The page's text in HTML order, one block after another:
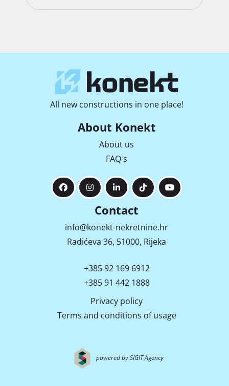
All new constructions in one place!
About Konekt
About us
FAQ's
Contact
info@konekt-nekretnine.hr
Radićeva 36, 51000, Rijeka
+385 92 169 6912
+385 91 442 1888
Privacy policy
Terms and conditions of usage
powered by SIGIT Agency